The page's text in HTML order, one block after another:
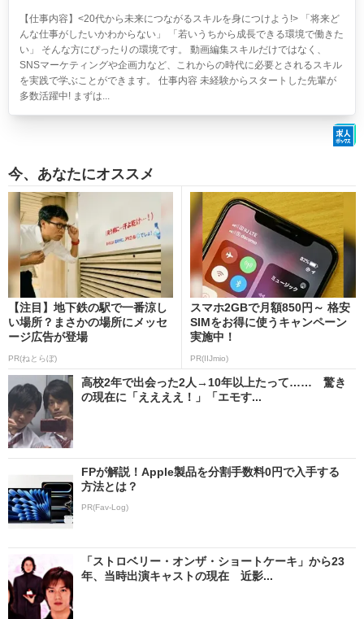
【仕事内容】<20代から未来につながるスキルを身につけよう!> 「将来ど
んな仕事がしたいかわからない」 「若いうちから成長できる環境で働きた
い」 そんな方にぴったりの環境です。 動画編集スキルだけではなく、
SNSマーケティングや企画力など、これからの時代に必要とされるスキル
を実践で学ぶことができます。 仕事内容 未経験からスタートした先輩が
多数活躍中! まずは...
今、あなたにオススメ
【注目】地下鉄の駅で一番涼し
い場所？まさかの場所にメッセ
ージ広告が登場
PR(ねとらぼ)
スマホ2GBで月額850円～ 格安
SIMをお得に使うキャンペーン
実施中！
PR(IIJmio)
高校2年で出会った2人→10年以上たって…… 驚き
の現在に「ええええ！」「エモす...
FPが解説！Apple製品を分割手数料0円で入手する
方法とは？
PR(Fav-Log)
「ストロベリー・オンザ・ショートケーキ」から23
年、当時出演キャストの現在 近影...